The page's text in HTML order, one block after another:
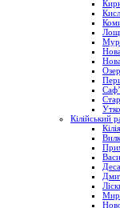
Кілійський
Кілія